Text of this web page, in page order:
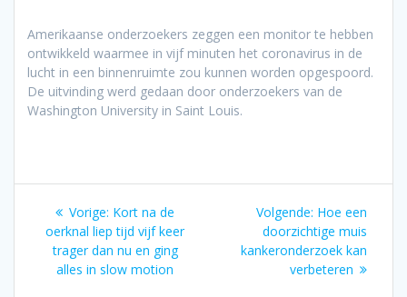
Amerikaanse onderzoekers zeggen een monitor te hebben
ontwikkeld waarmee in vijf minuten het coronavirus in de
lucht in een binnenruimte zou kunnen worden opgespoord.
De uitvinding werd gedaan door onderzoekers van de
Washington University in Saint Louis.
Bericht
navigatie
Vorige: Vorig
bericht:
Kort na de
oerknal liep tijd vijf keer
trager dan nu en ging
alles in slow motion
Volgende: Volgend
bericht:
Hoe een
doorzichtige muis
kankeronderzoek kan
verbeteren